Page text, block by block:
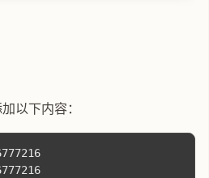
以下内容：